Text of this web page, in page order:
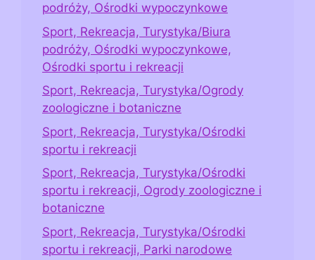
podróży, Ośrodki wypoczynkowe
Sport, Rekreacja, Turystyka/Biura
podróży, Ośrodki wypoczynkowe,
Ośrodki sportu i rekreacji
Sport, Rekreacja, Turystyka/Ogrody
zoologiczne i botaniczne
Sport, Rekreacja, Turystyka/Ośrodki
sportu i rekreacji
Sport, Rekreacja, Turystyka/Ośrodki
sportu i rekreacji, Ogrody zoologiczne i
botaniczne
Sport, Rekreacja, Turystyka/Ośrodki
sportu i rekreacji, Parki narodowe